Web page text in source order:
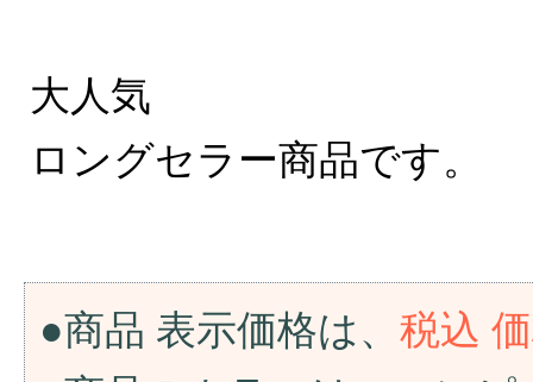
大人気
ロングセラー商品です。
●商品 表示価格は、 税込